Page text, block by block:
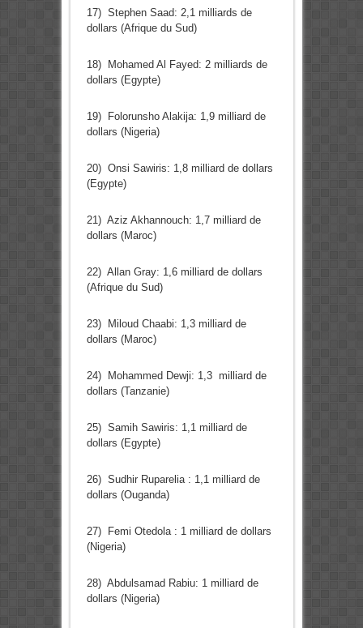
17) Stephen Saad: 2,1 milliards de
dollars (Afrique du Sud)
18) Mohamed Al Fayed: 2 milliards de
dollars (Egypte)
19) Folorunsho Alakija: 1,9 milliard de
dollars (Nigeria)
20) Onsi Sawiris: 1,8 milliard de dollars
(Egypte)
21) Aziz Akhannouch: 1,7 milliard de
dollars (Maroc)
22) Allan Gray: 1,6 milliard de dollars
(Afrique du Sud)
23) Miloud Chaabi: 1,3 milliard de
dollars (Maroc)
24) Mohammed Dewji: 1,3 milliard de
dollars (Tanzanie)
25) Samih Sawiris: 1,1 milliard de
dollars (Egypte)
26) Sudhir Ruparelia : 1,1 milliard de
dollars (Ouganda)
27) Femi Otedola : 1 milliard de dollars
(Nigeria)
28) Abdulsamad Rabiu: 1 milliard de
dollars (Nigeria)